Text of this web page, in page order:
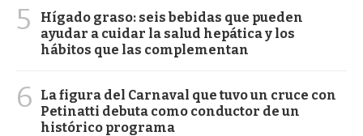
5
Hígado graso: seis bebidas que pueden
ayudar a cuidar la salud hepática y los
hábitos que las complementan
6
La figura del Carnaval que tuvo un cruce con
Petinatti debuta como conductor de un
histórico programa